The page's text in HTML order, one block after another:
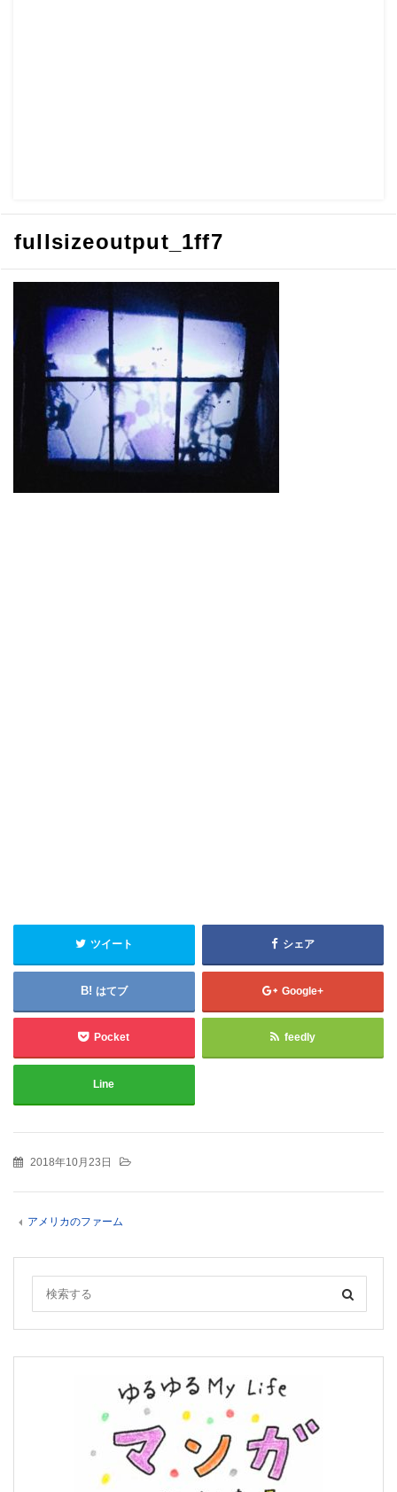
fullsizeoutput_1ff7
ツイート シェア
はてブ Google+
Pocket feedly
Line
2018年10月23日
アメリカのファーム